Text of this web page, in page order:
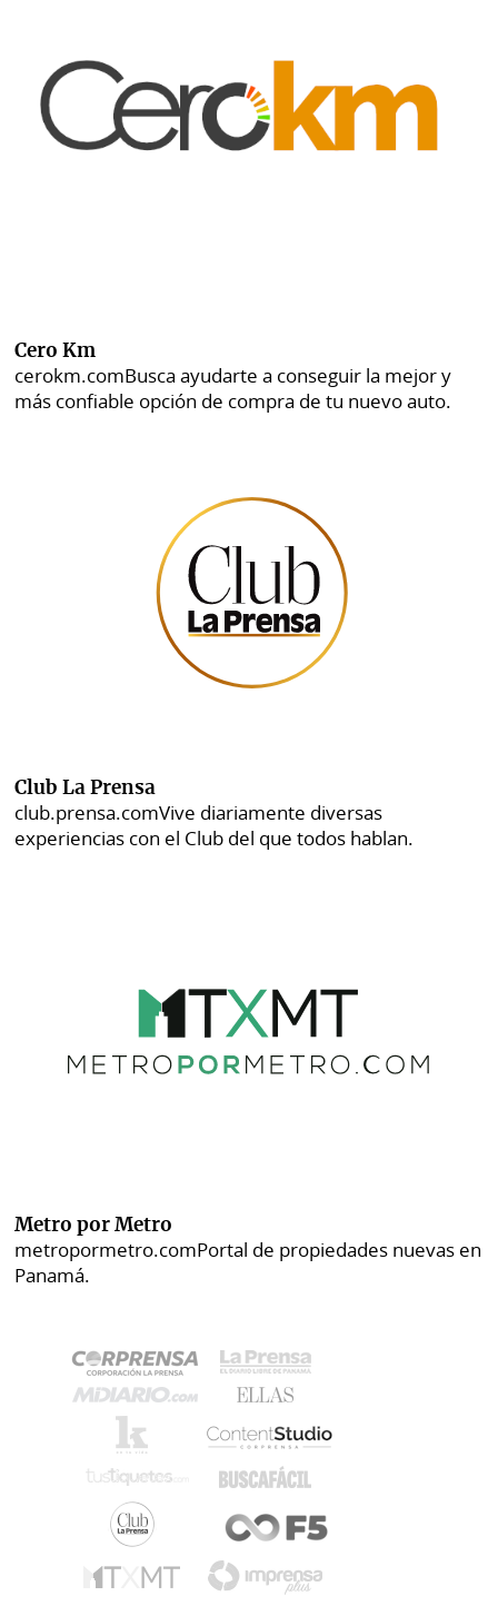
Cero Km
cerokm.comBusca ayudarte a conseguir la mejor y
más confiable opción de compra de tu nuevo auto.
Club La Prensa
club.prensa.comVive diariamente diversas
experiencias con el Club del que todos hablan.
Metro por Metro
metropormetro.comPortal de propiedades nuevas en
Panamá.